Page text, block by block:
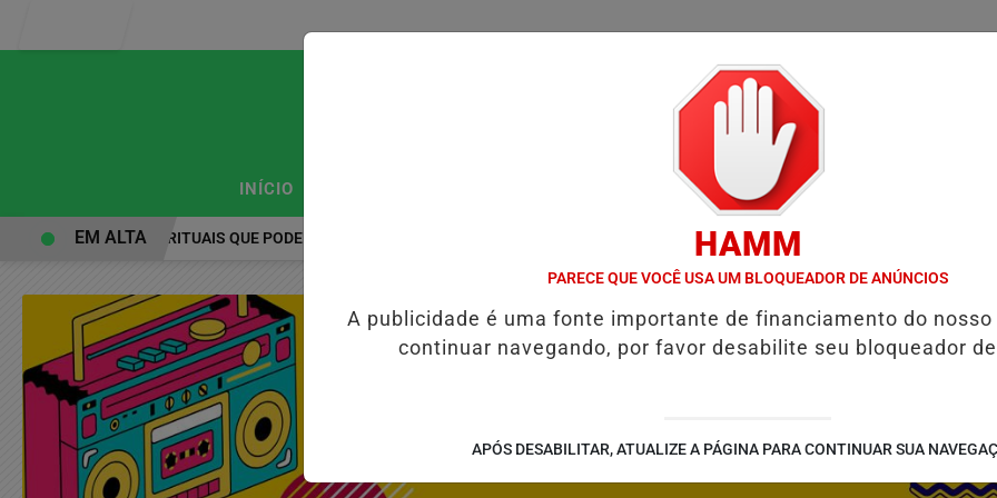
INÍCIO COLUNAS EMPREGOS
PRÁTICAS ESPIRITUAIS QUE PODEM FORTALECER A SAÚDE MENTAL E RESTAURAR O EQUILÍBRIO EMOCIONAL FIM DA COPA DO
EM ALTA HAMM
PARECE QUE VOCÊ USA UM BLOQUEADOR DE ANÚNCIOS
A publicidade é uma fonte importante de financiamento do nosso
continuar navegando, por favor desabilite seu bloqueador
APÓS DESABILITAR, ATUALIZE A PÁGINA PARA CONTINUAR SUA